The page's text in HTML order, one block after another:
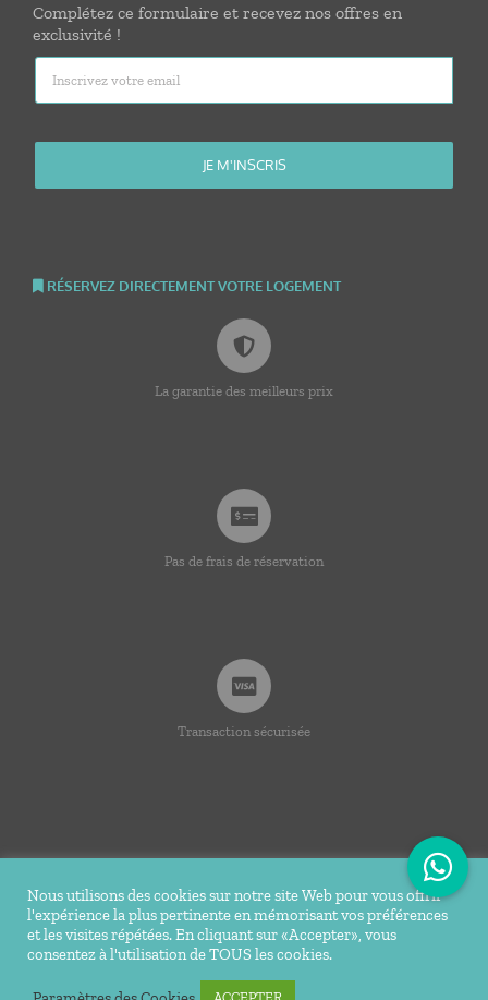
Complétez ce formulaire et recevez nos offres en
exclusivité !
RÉSERVEZ DIRECTEMENT VOTRE LOGEMENT
La garantie des meilleurs prix
Pas de frais de réservation
Transaction sécurisée
© Copyright 2020 -2026 | Ti Bakoua | Tous droits
réservés |Mentions légales| Conception Réalisation du site
Nous utilisons des cookies sur notre site Web pour vous offrir
l'expérience la plus pertinente en mémorisant vos préférences
et les visites répétées. En cliquant sur «Accepter», vous
consentez à l'utilisation de TOUS les cookies.